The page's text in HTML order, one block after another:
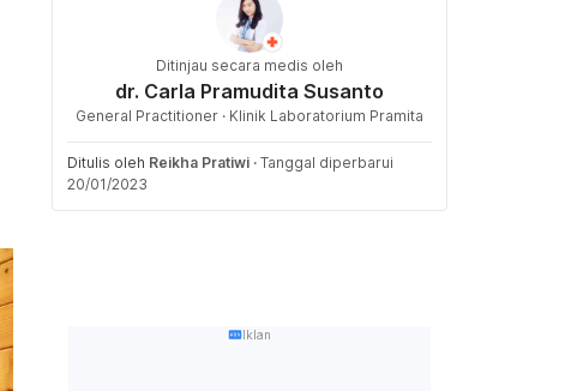
Ditinjau secara medis oleh
dr. Carla Pramudita Susanto
General Practitioner · Klinik Laboratorium Pramita
Ditulis oleh Reikha Pratiwi · Tanggal diperbarui
20/01/2023
Iklan